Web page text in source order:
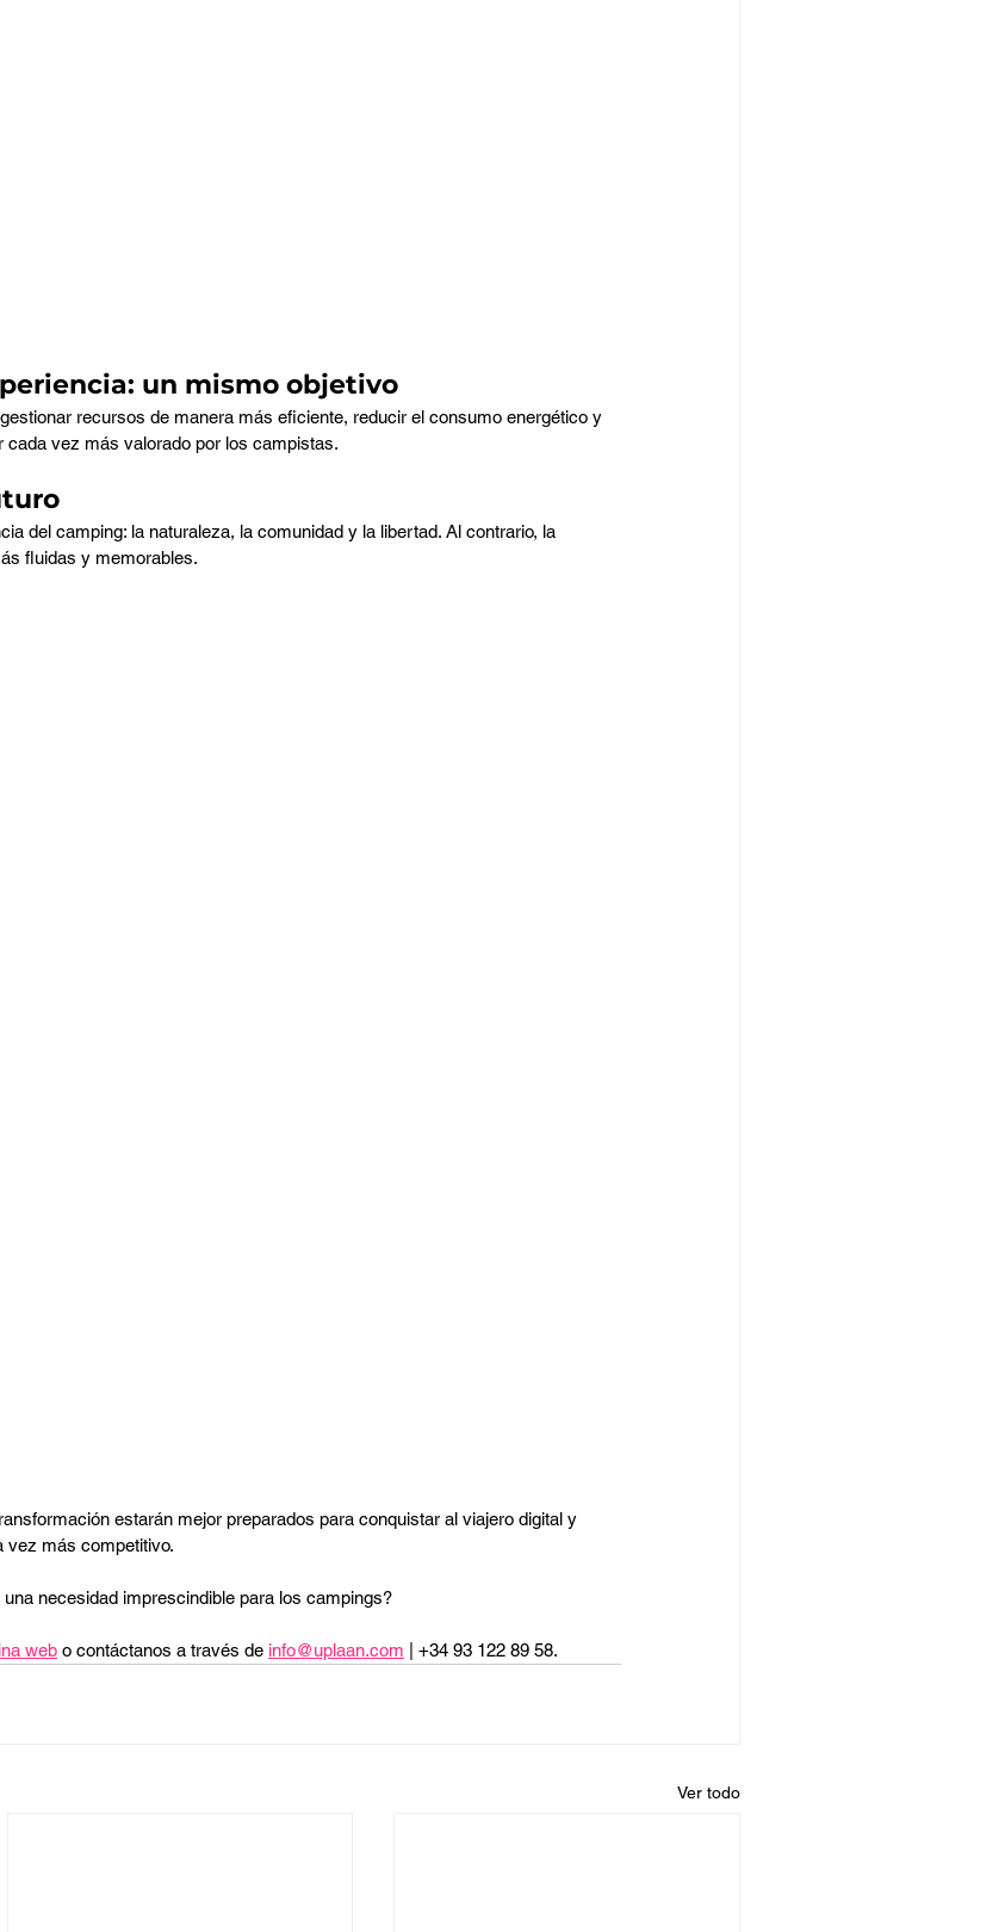
un mismo objetivo
recursos de manera más eficiente, reducir el consumo energético y
cada vez más valorado por los campistas.
del camping: la naturaleza, la comunidad y la libertad. Al contrario, la
fluidas y memorables.
estarán mejor preparados para conquistar al viajero digital y
vez más competitivo.
necesidad imprescindible para los campings?
web o contáctanos a través de info@uplaan.com | +34 93 122 89 58.
Ver todo